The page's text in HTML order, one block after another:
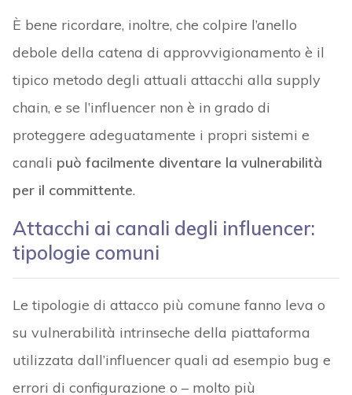
È bene ricordare, inoltre, che colpire l’anello
debole della catena di approvvigionamento è il
tipico metodo degli attuali attacchi alla supply
chain, e se l’influencer non è in grado di
proteggere adeguatamente i propri sistemi e
canali può facilmente diventare la vulnerabilità
per il committente.
Attacchi ai canali degli influencer:
tipologie comuni
Le tipologie di attacco più comune fanno leva o
su vulnerabilità intrinseche della piattaforma
utilizzata dall’influencer quali ad esempio bug e
errori di configurazione o – molto più